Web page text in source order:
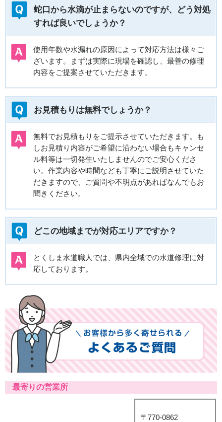
蛇口から水滴が止まらないのですが、どう対処
すれば良いでしょうか？
使用年数や水漏れの原因によって対応方法は様々ご
ざいます。まずは実際に現場を確認し、最善の修理
内容をご提案させていただきます。
お見積もりは無料でしょうか？
無料でお見積もりをご提示させていただきます。も
しお見積り内容がご希望に沿わない場合もキャンセ
ル料等は一切発生いたしませんのでご安心くださ
い。作業内容や時間なども丁寧にご説明させていた
だきますので、ご質問や不明点があればなんでもお
聞きください。
どこの地域までが対応エリアですか？
とくしま水道職人では、県内全域での水道修理に対
応しております。
最寄りの営業所
〒770-0862